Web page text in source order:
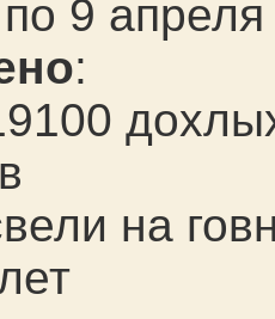
9 апреля
:
на